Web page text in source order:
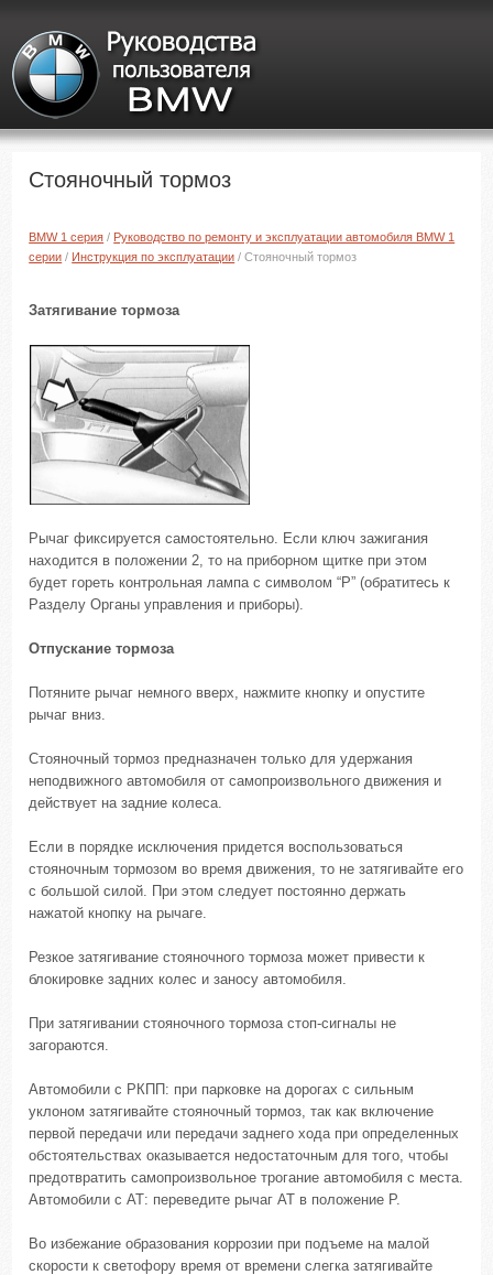
Стояночный тормоз
BMW 1 серия / Руководство по ремонту и эксплуатации автомобиля BMW 1
серии / Инструкция по эксплуатации / Стояночный тормоз
Затягивание тормоза
Рычаг фиксируется самостоятельно. Если ключ зажигания
находится в положении 2, то на приборном щитке при этом
будет гореть контрольная лампа с символом “Р” (обратитесь к
Разделу Органы управления и приборы).
Отпускание тормоза
Потяните рычаг немного вверх, нажмите кнопку и опустите
рычаг вниз.
Стояночный тормоз предназначен только для удержания
неподвижного автомобиля от самопроизвольного движения и
действует на задние колеса.
Если в порядке исключения придется воспользоваться
стояночным тормозом во время движения, то не затягивайте его
с большой силой. При этом следует постоянно держать
нажатой кнопку на рычаге.
Резкое затягивание стояночного тормоза может привести к
блокировке задних колес и заносу автомобиля.
При затягивании стояночного тормоза стоп-сигналы не
загораются.
Автомобили с РКПП: при парковке на дорогах с сильным
уклоном затягивайте стояночный тормоз, так как включение
первой передачи или передачи заднего хода при определенных
обстоятельствах оказывается недостаточным для того, чтобы
предотвратить самопроизвольное трогание автомобиля с места.
Автомобили с АТ: переведите рычаг АТ в положение Р.
Во избежание образования коррозии при подъеме на малой
скорости к светофору время от времени слегка затягивайте